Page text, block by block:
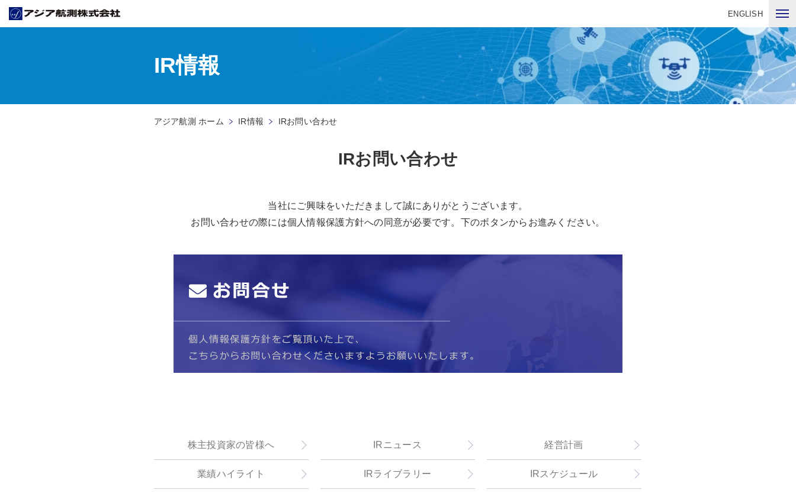
ENGLISH
IR情報
アジア航測 ホーム IR情報 IRお問い合わせ
IRお問い合わせ
当社にご興味をいただきまして誠にありがとうございます。
お問い合わせの際には個人情報保護方針への同意が必要です。下のボタンからお進みください。
株主投資家の皆様へ IRニュース 経営計画
業績ハイライト IRライブラリー IRスケジュール